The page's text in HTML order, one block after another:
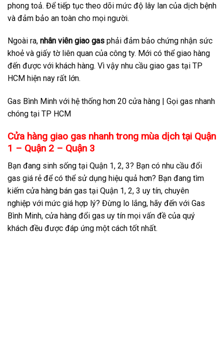
phong toả. Để tiếp tục theo dõi mức độ lây lan của dịch bệnh
và đảm bảo an toàn cho mọi người.
Ngoài ra, nhân viên giao gas phải đảm bảo chứng nhận sức
khoẻ và giấy tờ liên quan của công ty. Mới có thể giao hàng
đến được với khách hàng. Vì vậy nhu cầu giao gas tại TP
HCM hiện nay rất lớn.
Gas Bình Minh với hệ thống hơn 20 cửa hàng | Gọi gas nhanh
chóng tại TP HCM
Cửa hàng giao gas nhanh trong mùa dịch tại Quận
1 – Quận 2 – Quận 3
Bạn đang sinh sống tại Quận 1, 2, 3? Bạn có nhu cầu đổi
gas giá rẻ để có thể sử dụng hiệu quả hơn? Bạn đang tìm
kiếm cửa hàng bán gas tại Quận 1, 2, 3 uy tín, chuyên
nghiệp với mức giá hợp lý? Đừng lo lắng, hãy đến với Gas
Bình Minh, cửa hàng đổi gas uy tín mọi vấn đề của quý
khách đều được đáp ứng một cách tốt nhất.